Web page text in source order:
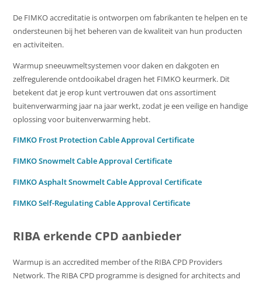
De FIMKO accreditatie is ontworpen om fabrikanten te helpen en te
ondersteunen bij het beheren van de kwaliteit van hun producten
en activiteiten.
Warmup sneeuwmeltsystemen voor daken en dakgoten en
zelfregulerende ontdooikabel dragen het FIMKO keurmerk. Dit
betekent dat je erop kunt vertrouwen dat ons assortiment
buitenverwarming jaar na jaar werkt, zodat je een veilige en handige
oplossing voor buitenverwarming hebt.
FIMKO Frost Protection Cable Approval Certificate
FIMKO Snowmelt Cable Approval Certificate
FIMKO Asphalt Snowmelt Cable Approval Certificate
FIMKO Self-Regulating Cable Approval Certificate
RIBA erkende CPD aanbieder
Warmup is an accredited member of the RIBA CPD Providers
Network. The RIBA CPD programme is designed for architects and